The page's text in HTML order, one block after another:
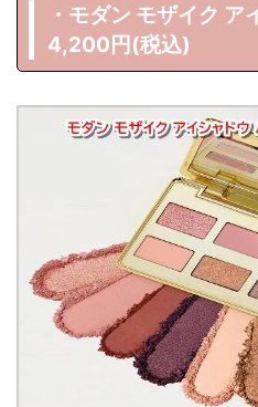
・モダン モザイク ア
4,200円(税込)